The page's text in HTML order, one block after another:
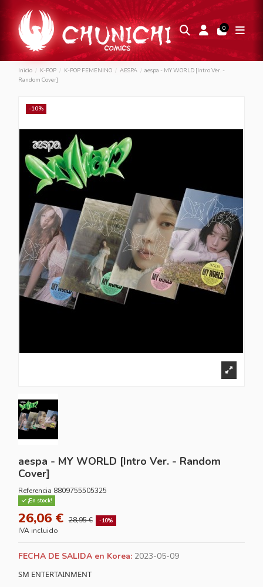
0
Inicio K-POP K-POP FEMENINO AESPA
aespa - MY WORLD [Intro Ver. -
Random Cover]
-10%
aespa - MY WORLD [Intro Ver. - Random
Cover]
Referencia 8809755505325
¡En stock!
26,06 € 28,95 € -10%
IVA incluido
FECHA DE SALIDA en Korea: 2023-05-09
SM ENTERTAINMENT